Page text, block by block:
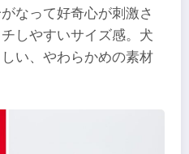
なって好奇心が刺激さ
しやすいサイズ感。犬
い、やわらかめの素材